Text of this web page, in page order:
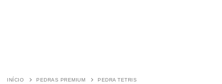
INÍCIO PEDRAS PREMIUM PEDRA TETRIS